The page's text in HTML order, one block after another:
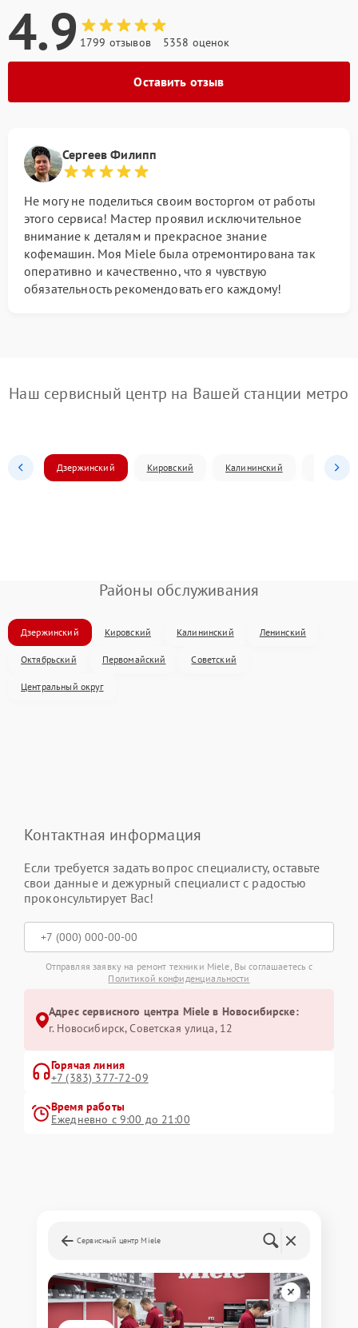
4.9 1799 отзывов 5358 оценок
Оставить отзыв
Сергеев Филипп
Не могу не поделиться своим восторгом от работы
этого сервиса! Мастер проявил исключительное
внимание к деталям и прекрасное знание
кофемашин. Моя Miele была отремонтирована так
оперативно и качественно, что я чувствую
обязательность рекомендовать его каждому!
Наш сервисный центр на Вашей станции метро
Дзержинский Кировский Калининский
Районы обслуживания
Дзержинский Кировский Калининский Ленинский
Октябрьский Первомайский Советский
Центральный округ
Контактная информация
Если требуется задать вопрос специалисту, оставьте
свои данные и дежурный специалист с радостью
проконсультирует Вас!
Отправляя заявку на ремонт техники Miele, Вы соглашаетесь с
Политикой конфиденциальности
Адрес сервисного центра Miele в Новосибирске:
г. Новосибирск, Советская улица, 12
Горячая линия
+7 (383) 377-72-09
Время работы
Ежедневно с 9:00 до 21:00
Сервисный центр Miele